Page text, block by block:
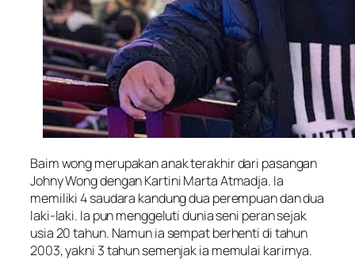
Baim wong merupakan anak terakhir dari pasangan
Johny Wong dengan Kartini Marta Atmadja. Ia
memiliki 4 saudara kandung dua perempuan dan dua
laki-laki. Ia pun menggeluti dunia seni peran sejak
usia 20 tahun. Namun ia sempat berhenti di tahun
2003, yakni 3 tahun semenjak ia memulai karirnya.